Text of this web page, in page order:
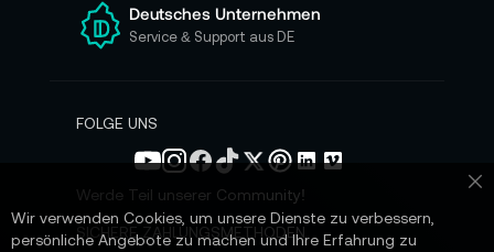
e
n
N
s
e
Deutsches Unternehmen
Service & Support aus DE
FOLGE UNS
Werde Teil unserer Community!
SICHERE ZAHLUNGSMETHODEN
Wir verwenden Cookies, um unsere Dienste zu verbessern,
persönliche Angebote zu machen und Ihre Erfahrung zu